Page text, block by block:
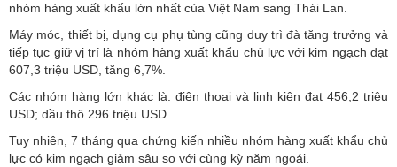
nhóm hàng xuất khẩu lớn nhất của Việt Nam sang Thái Lan.
Máy móc, thiết bị, dụng cụ phụ tùng cũng duy trì đà tăng trưởng và
tiếp tục giữ vị trí là nhóm hàng xuất khẩu chủ lực với kim ngạch đạt
607,3 triệu USD, tăng 6,7%.
Các nhóm hàng lớn khác là: điện thoại và linh kiện đạt 456,2 triệu
USD; dầu thô 296 triệu USD…
Tuy nhiên, 7 tháng qua chứng kiến nhiều nhóm hàng xuất khẩu chủ
lực có kim ngạch giảm sâu so với cùng kỳ năm ngoái.